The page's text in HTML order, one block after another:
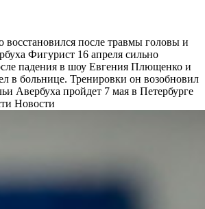
после травмы головы и
Фигурист 16 апреля сильно
падения в шоу Евгения Плющенко и
в больнице. Тренировки он возобновил
Авербуха пройдет 7 мая в Петербурге
Новости